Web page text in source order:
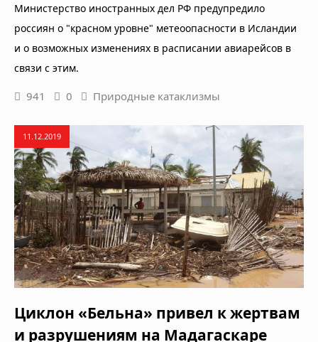
Министерство иностранных дел РФ предупредило
россиян о "красном уровне" метеоопасности в Исландии
и о возможных изменениях в расписании авиарейсов в
связи с этим.
941 0 Природные катаклизмы
11.12.2019
Циклон «Бельна» привел к жертвам
и разрушениям на Мадагаскаре